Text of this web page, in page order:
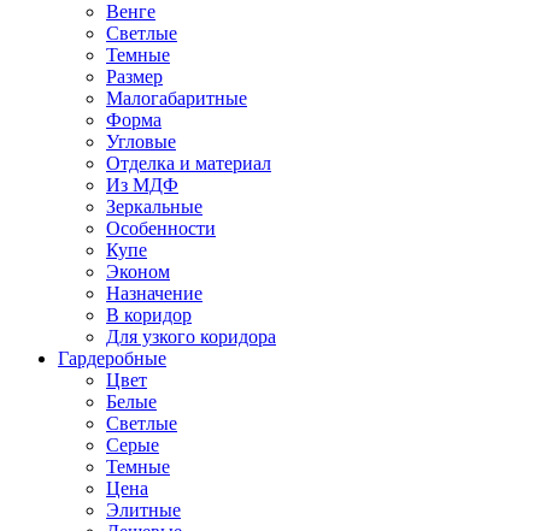
Венге
Светлые
Темные
Размер
Малогабаритные
Форма
Угловые
Отделка и материал
Из МДФ
Зеркальные
Особенности
Купе
Эконом
Назначение
В коридор
Для узкого коридора
Гардеробные
Цвет
Белые
Светлые
Серые
Темные
Цена
Элитные